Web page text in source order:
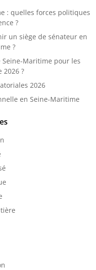
: quelles forces politiques
?
un siège de sénateur en
?
Maritime pour les
2026 ?
2026
en Seine-Maritime